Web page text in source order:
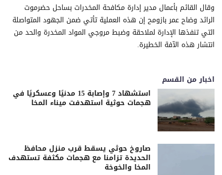
وقال القائم بأعمال مدير إدارة مكافحة المخدرات بساحل حضرموت
الرائد وضاح عمر بازومح إن هذه العملية تأتي ضمن الجهود المتواصلة
التي تنفذها الإدارة لملاحقة وضبط مروجي المواد المخدرة والحد من
انتشار هذه الآفة الخطيرة.
اخبار من القسم
استشهاد 7 وإصابة 15 مدنيًا وعسكريًا في
هجمات حوثية استهدفت ميناء المخا
صاروخ حوثي يسقط قرب منزل محافظ
الحديدة تزامنا مع هجمات مكثفة تستهدف
المخا والخوخة